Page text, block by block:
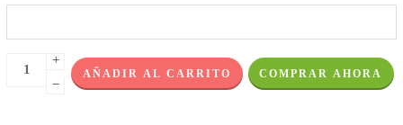
+
−
AÑADIR AL CARRITO COMPRAR AHORA